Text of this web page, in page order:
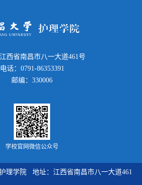
西省南昌市八一大道461号
电话：0791-86353391
邮编：330006
学校官网微信公众号
理学院 地址：江西省南昌市八一大道461